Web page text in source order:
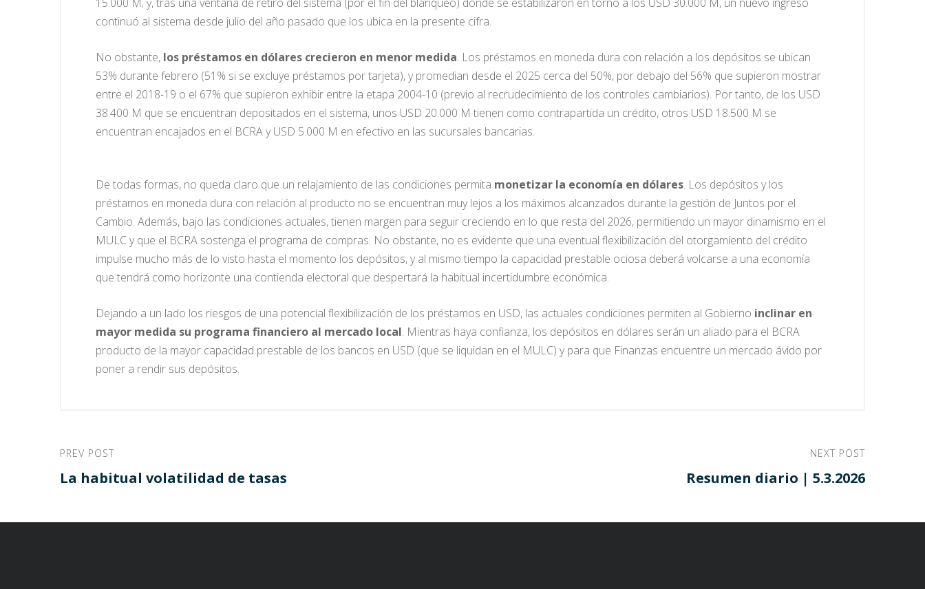
continuó al sistema desde julio del año pasado que los ubica en la presente cifra.
No obstante, los préstamos en dólares crecieron en menor medida. Los préstamos en moneda dura con relación a los depósitos se ubican
53% durante febrero (51% si se excluye préstamos por tarjeta), y promedian desde el 2025 cerca del 50%, por debajo del 56% que supieron mostrar
entre el 2018-19 o el 67% que supieron exhibir entre la etapa 2004-10 (previo al recrudecimiento de los controles cambiarios). Por tanto, de los USD
38.400 M que se encuentran depositados en el sistema, unos USD 20.000 M tienen como contrapartida un crédito, otros USD 18.500 M se
encuentran encajados en el BCRA y USD 5.000 M en efectivo en las sucursales bancarias.
De todas formas, no queda claro que un relajamiento de las condiciones permita monetizar la economía en dólares. Los depósitos y los
préstamos en moneda dura con relación al producto no se encuentran muy lejos a los máximos alcanzados durante la gestión de Juntos por el
Cambio. Además, bajo las condiciones actuales, tienen margen para seguir creciendo en lo que resta del 2026, permitiendo un mayor dinamismo en el
MULC y que el BCRA sostenga el programa de compras. No obstante, no es evidente que una eventual flexibilización del otorgamiento del crédito
impulse mucho más de lo visto hasta el momento los depósitos, y al mismo tiempo la capacidad prestable ociosa deberá volcarse a una economía
que tendrá como horizonte una contienda electoral que despertará la habitual incertidumbre económica.
Dejando a un lado los riesgos de una potencial flexibilización de los préstamos en USD, las actuales condiciones permiten al Gobierno inclinar en
mayor medida su programa financiero al mercado local. Mientras haya confianza, los depósitos en dólares serán un aliado para el BCRA
producto de la mayor capacidad prestable de los bancos en USD (que se liquidan en el MULC) y para que Finanzas encuentre un mercado ávido por
poner a rendir sus depósitos.
PREV POST
La habitual volatilidad de tasas
NEXT POST
Resumen diario | 5.3.2026